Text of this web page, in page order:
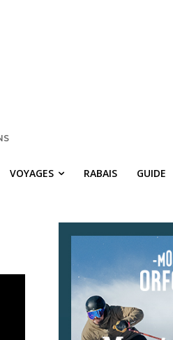
VOYAGES RABAIS GUIDE
des rabais, des